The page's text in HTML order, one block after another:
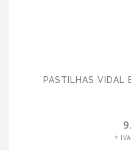
PASTILHAS VIDAL
*